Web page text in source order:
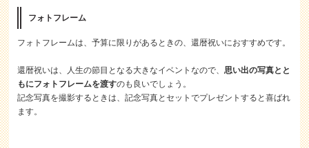
フォトフレーム
フォトフレームは、予算に限りがあるときの、還暦祝いにおすすめです。
還暦祝いは、人生の節目となる大きなイベントなので、思い出の写真とと
もにフォトフレームを渡すのも良いでしょう。
記念写真を撮影するときは、記念写真とセットでプレゼントすると喜ばれ
ます。